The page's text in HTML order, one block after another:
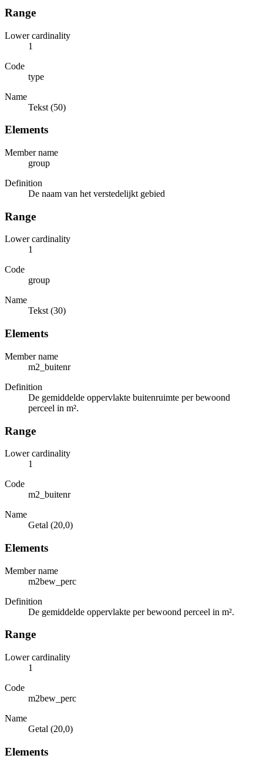
Range
Lower cardinality
1
Code
type
Name
Tekst (50)
Elements
Member name
group
Definition
De naam van het verstedelijkt gebied
Range
Lower cardinality
1
Code
group
Name
Tekst (30)
Elements
Member name
m2_buitenr
Definition
De gemiddelde oppervlakte buitenruimte per bewoond
perceel in m².
Range
Lower cardinality
1
Code
m2_buitenr
Name
Getal (20,0)
Elements
Member name
m2bew_perc
Definition
De gemiddelde oppervlakte per bewoond perceel in m².
Range
Lower cardinality
1
Code
m2bew_perc
Name
Getal (20,0)
Elements